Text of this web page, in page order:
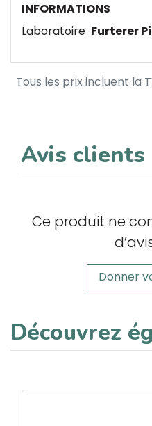
INFORMATIONS
Laboratoire Furterer
Tous les prix incluent la
Avis clients
Ce produit ne
Donner
Découvrez